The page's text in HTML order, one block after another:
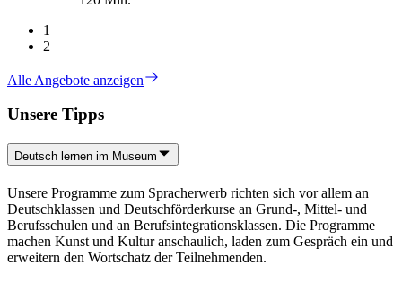
1
2
Alle Angebote anzeigen
Unsere Tipps
Deutsch lernen im Museum
Unsere Programme zum Spracherwerb richten sich vor allem an
Deutschklassen und Deutschförderkurse an Grund-, Mittel- und
Berufsschulen und an Berufsintegrationsklassen. Die Programme
machen Kunst und Kultur anschaulich, laden zum Gespräch ein und
erweitern den Wortschatz der Teilnehmenden.